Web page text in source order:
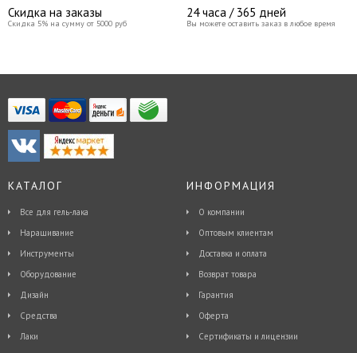
Скидка на заказы
Скидка 5% на сумму от 5000 руб
24 часа / 365 дней
Вы можете оставить заказ в любое время
КАТАЛОГ
Все для гель-лака
Наращивание
Инструменты
Оборудование
Дизайн
Средства
Лаки
ИНФОРМАЦИЯ
О компании
Оптовым клиентам
Доставка и оплата
Возврат товара
Гарантия
Оферта
Сертификаты и лицензии